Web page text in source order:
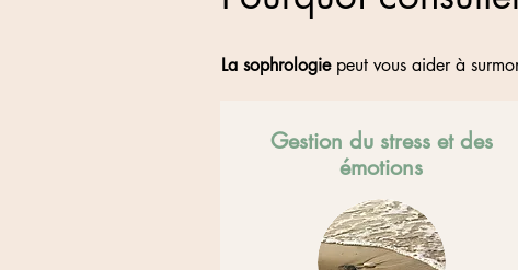
La sophrologiepeut vous aider à
Gestion du stress et des
émotions